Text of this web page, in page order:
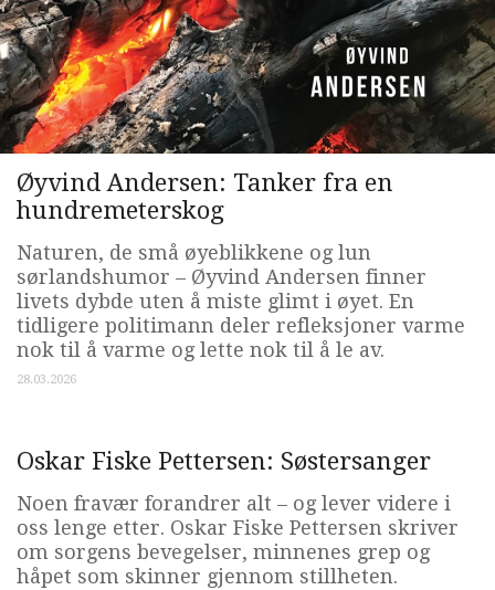
Øyvind Andersen: Tanker fra en
hundremeterskog
Naturen, de små øyeblikkene og lun
sørlandshumor – Øyvind Andersen finner
livets dybde uten å miste glimt i øyet. En
tidligere politimann deler refleksjoner varme
nok til å varme og lette nok til å le av.
28.03.2026
Oskar Fiske Pettersen: Søstersanger
Noen fravær forandrer alt – og lever videre i
oss lenge etter. Oskar Fiske Pettersen skriver
om sorgens bevegelser, minnenes grep og
håpet som skinner gjennom stillheten.